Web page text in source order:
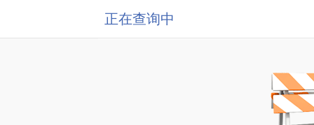
正在查询中